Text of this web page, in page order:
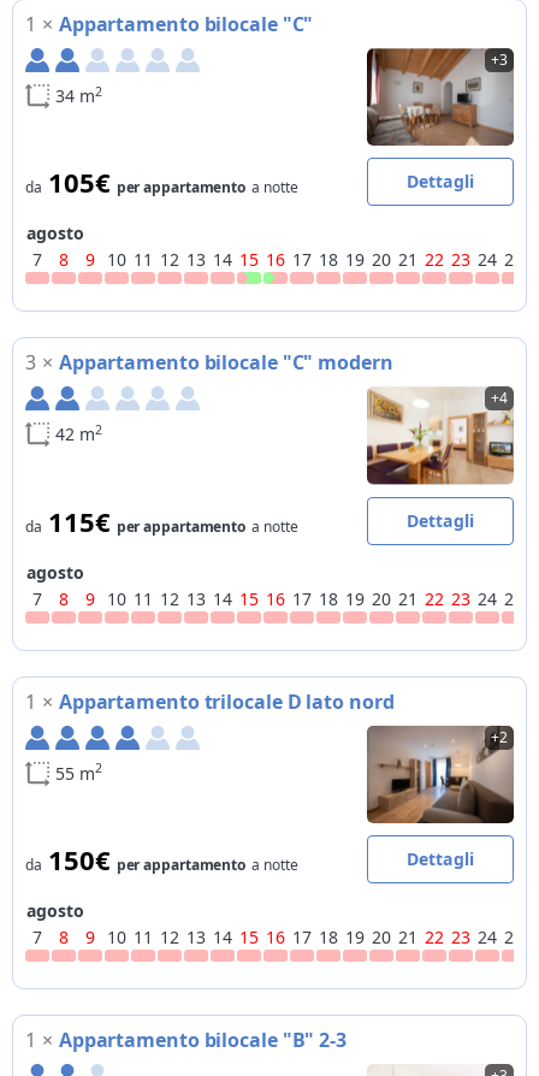
1 × Appartamento bilocale "C"
34 m2
+3
da 105€ per appartamento a notte Dettagli
agosto
7
8 9 10 11 12 13 14 15 16 17 18 19 20 21 22 23 24 25
3 × Appartamento bilocale "C" modern
42 m2
+4
da 115€ per appartamento a notte Dettagli
agosto
7
8 9 10 11 12 13 14 15 16 17 18 19 20 21 22 23 24 25
1 × Appartamento trilocale D lato nord
55 m2
+2
da 150€ per appartamento a notte Dettagli
agosto
7
8 9 10 11 12 13 14 15 16 17 18 19 20 21 22 23 24 25
1 × Appartamento bilocale "B" 2-3